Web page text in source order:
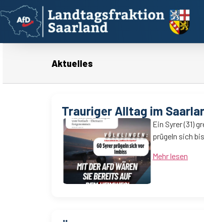
Aktuelles
Trauriger Alltag im
Ein Syrer (31)
prügeln sich
Mehr lesen